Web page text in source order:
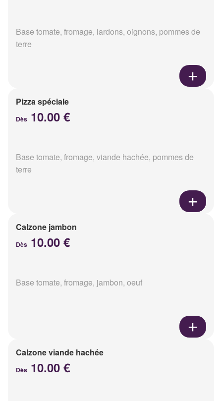
Base tomate, fromage, lardons, oignons, pommes de
terre
Pizza spéciale
Dès 10.00 €
Base tomate, fromage, viande hachée, pommes de
terre
Calzone jambon
Dès 10.00 €
Base tomate, fromage, jambon, oeuf
Calzone viande hachée
Dès 10.00 €